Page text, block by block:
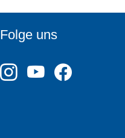
Folge uns